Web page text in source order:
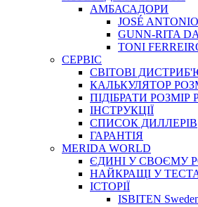
АМБАСАДОРИ
JOSÉ
GUNN-RITA
TONI
СЕРВІС
СВІТОВІ
КАЛЬКУЛЯТОР
ПІДІБРАТИ РОЗМІР
IНСТРУКЦIЇ
СПИСОК ДИЛЛЕРІВ
ГАРАНТIЯ
MERIDA WORLD
ЄДИНI У СВОЄМУ
НАЙКРАЩІ У
ІСТОРІЇ
ISBITEN